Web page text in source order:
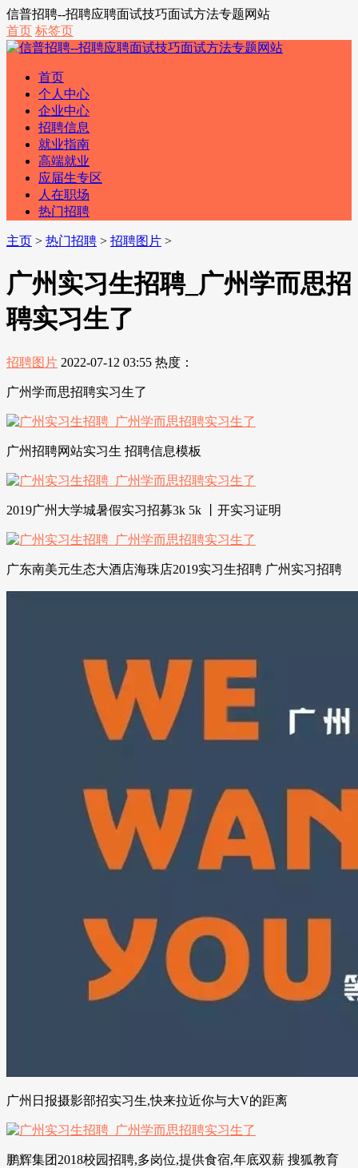
信普招聘--招聘应聘面试技巧面试方法专题网站
首页 标签页
首页
个人中心
企业中心
招聘信息
就业指南
高端就业
应届生专区
人在职场
热门招聘
主页 > 热门招聘 > 招聘图片 >
广州实习生招聘_广州学而思招
聘实习生了
招聘图片 2022-07-12 03:55 热度：
广州学而思招聘实习生了
广州招聘网站实习生 招聘信息模板
2019广州大学城暑假实习招募3k 5k 丨开实习证明
广东南美元生态大酒店海珠店2019实习生招聘 广州实习招聘
广州日报摄影部招实习生,快来拉近你与大V的距离
鹏辉集团2018校园招聘,多岗位,提供食宿,年底双薪 搜狐教育